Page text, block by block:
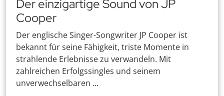
Der einzigartige Sound von JP
Cooper
Der englische Singer-Songwriter JP Cooper ist
bekannt für seine Fähigkeit, triste Momente in
strahlende Erlebnisse zu verwandeln. Mit
zahlreichen Erfolgssingles und seinem
unverwechselbaren ...